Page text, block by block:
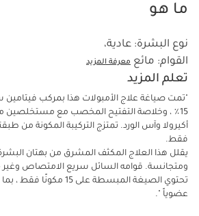
ما هو
نوع البشرة: عادية،
القوام: مائع معرفة المزيد
تعلم المزيد
"تمت صياغة علاج الأمبولات هذا بمركب فيتامين
15٪ ، وخلاصة التفتيح المخصب مع مستخلصين من
أكيرولا وآس الورد. تمتزج التركيبة المكونة من
فقط.
يقلل هذا العلاج المكثف المشرق من بهتان
ومتجانسة. قوامه السائل سريع الامتصاص
تحتوي الصيغة المبسطة على
عضوياً ".